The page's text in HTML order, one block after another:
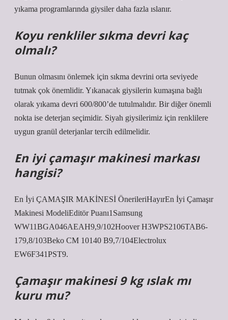
yıkama programlarında giysiler daha fazla ıslanır.
Koyu renkliler sıkma devri kaç
olmalı?
Bunun olmasını önlemek için sıkma devrini orta seviyede
tutmak çok önemlidir. Yıkanacak giysilerin kumaşına bağlı
olarak yıkama devri 600/800’de tutulmalıdır. Bir diğer önemli
nokta ise deterjan seçimidir. Siyah giysilerimiz için renklilere
uygun granül deterjanlar tercih edilmelidir.
En iyi çamaşır makinesi markası
hangisi?
En İyi ÇAMAŞIR MAKİNESİ ÖnerileriHayırEn İyi Çamaşır
Makinesi ModeliEditör Puanı1Samsung
WW11BGA046AEAH9,9/102Hoover H3WPS2106TAB6-
179,8/103Beko CM 10140 B9,7/104Electrolux
EW6F341PST9.
Çamaşır makinesi 9 kg ıslak mı
kuru mu?